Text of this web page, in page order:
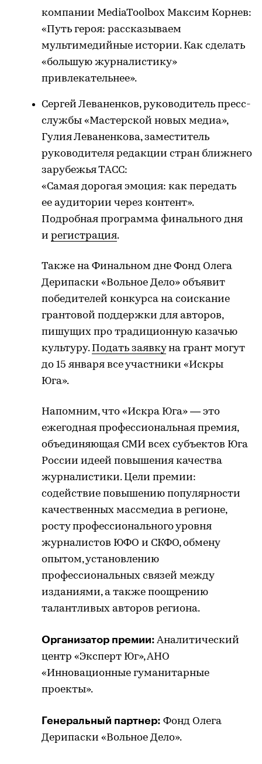
компании MediaToolbox Максим Корнев:
«Путь героя: рассказываем
мультимедийные истории. Как сделать
«большую журналистику»
привлекательнее».
Сергей Леваненков, руководитель пресс-
службы «Мастерской новых медиа»,
Гулия Леваненкова, заместитель
руководителя редакции стран ближнего
зарубежья ТАСС:
«Самая дорогая эмоция: как передать
ее аудитории через контент».
Подробная программа финального дня
и регистрация.
Также на Финальном дне Фонд Олега
Дерипаски «Вольное Дело» объявит
победителей конкурса на соискание
грантовой поддержки для авторов,
пишущих про традиционную казачью
культуру. Подать заявкуна грант могут
до 15 января все участники «Искры
Юга».
Напомним, что «Искра Юга» — это
ежегодная профессиональная премия,
объединяющая СМИ всех субъектов Юга
России идеей повышения качества
журналистики. Цели премии:
содействие повышению популярности
качественных массмедиа в регионе,
росту профессионального уровня
журналистов ЮФО и СКФО, обмену
опытом, установлению
профессиональных связей между
изданиями, а также поощрению
талантливых авторов региона.
Организатор премии: Аналитический
центр «Эксперт Юг», АНО
«Инновационные гуманитарные
проекты».
Генеральный партнер: Фонд Олега
Дерипаски «Вольное Дело».